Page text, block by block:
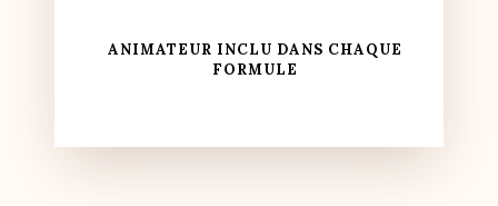
ANIMATEUR INCLU DANS CHAQUE
FORMULE